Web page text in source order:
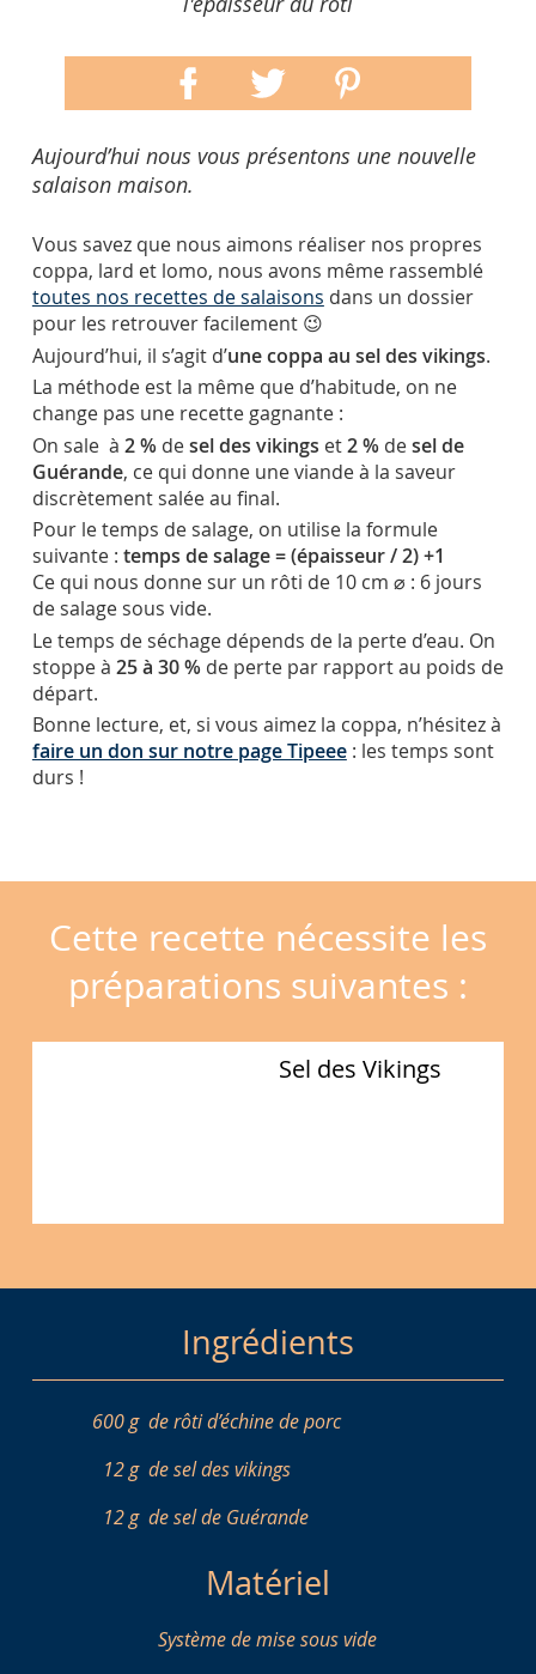
Aujourd’hui nous vous présentons une nouvelle
salaison maison.
Vous savez que nous aimons réaliser nos propres
coppa, lard et lomo, nous avons même rassemblé
toutes nos recettes de salaisons dans un dossier
pour les retrouver facilement 😉
Aujourd’hui, il s’agit d’une coppa au sel des vikings.
La méthode est la même que d’habitude, on ne
change pas une recette gagnante :
On sale à 2 % desel des vikings et2 % desel de
Guérande, ce qui donne une viande à la saveur
discrètement salée au final.
Pour le temps de salage, on utilise la formule
suivante : temps de salage = (épaisseur / 2) +1
Ce qui nous donne sur un rôti de 10 cm ⌀ : 6 jours
de salage sous vide.
Le temps de séchage dépends de la perte d’eau. On
stoppe à 25 à 30 % de perte par rapport au poids de
départ.
Bonne lecture, et, si vous aimez la coppa, n’hésitez à
faire un don sur notre page Tipeee: les temps sont
durs !
Cette recette nécessite les
préparations suivantes :
Sel des Vikings
Ingrédients
600 g de rôti d’échine de porc
12 g de sel des vikings
12 g de sel de Guérande
Matériel
Système de mise sous vide